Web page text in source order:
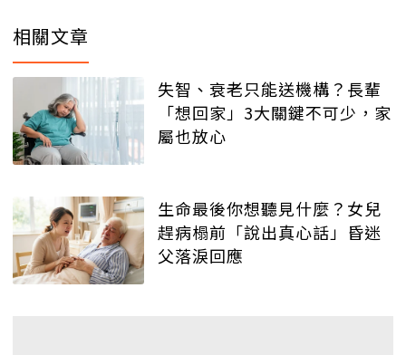
相關文章
失智、衰老只能送機構？長輩
「想回家」3大關鍵不可少，家
屬也放心
生命最後你想聽見什麼？女兒
趕病榻前「說出真心話」昏迷
父落淚回應